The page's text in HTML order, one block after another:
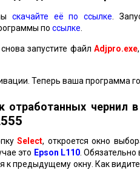
скачайте её по ссылке
по ссылке
запустите файл Adjpro.exe
Теперь ваша программа
отработанных чернил в
Select, откроется окно
это Epson L110. Обязательно
к предыдущему окну. Как